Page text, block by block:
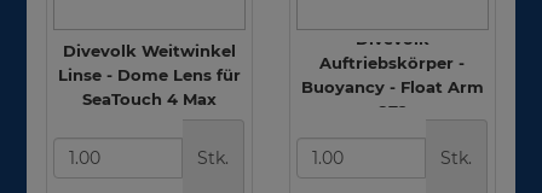
Divevolk Weitwinkel
Linse - Dome Lens für
SeaTouch 4 Max
Stk.
Divevolk
Auftriebskörper -
Buoyancy - Float Arm
- 872g
Stk.